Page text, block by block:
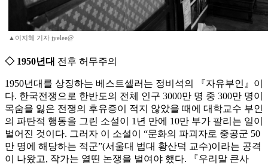
▲이지혜 기자 jyelee@
◇ 1950년대 전후 허무주의
1950년대를 상징하는 베스트셀러는 정비석의 『자유부인』이
다. 한국전쟁으로 한반도의 전체 인구 3000만 명 중 300만 명이
목숨을 잃은 전쟁의 후유증이 적지 않았을 때에 대학교수 부인
의 파탄적 행동을 그린 소설이 1년 만에 10만 부가 팔리는 일이
벌어진 것이다. 그러자 이 소설이 “문화의 파괴자로 중공군 50
만 명에 해당하는 적군”(서울대 법대 황산덕 교수)이라는 공격
이 나왔고, 작가는 열띤 논쟁을 벌여야 했다. 『우리말 큰사